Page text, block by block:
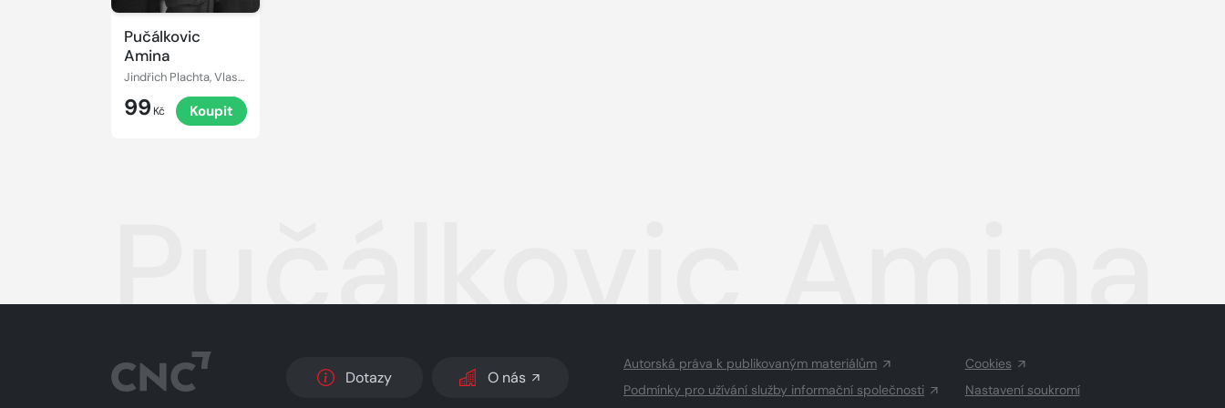
Pučálkovic
Amina
Jindřich Plachta, Vlastimil Brodský
99 Kč Koupit
Pučálkovic Amina
Dotazy O nás
Autorská práva k publikovaným materiálům
Podmínky pro užívání služby informační společnosti
Cookies
Nastavení soukromí